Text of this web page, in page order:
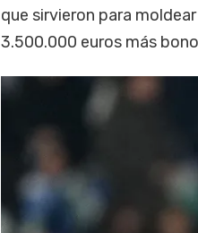
que sirvieron para
3.500.000 euros más